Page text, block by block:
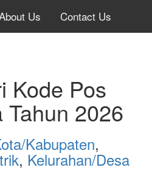
Us Contact Us
Kode Pos
Tahun 2026
Kabupaten,
, Kelurahan/Desa